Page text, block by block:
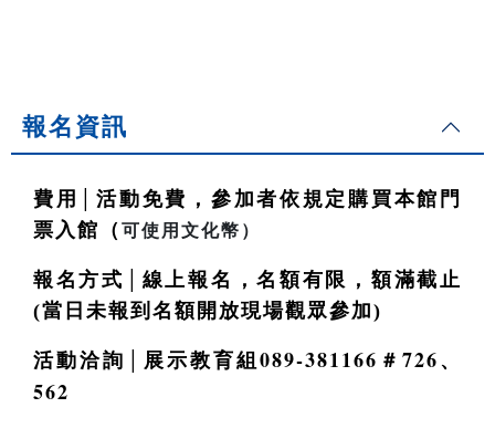
報名資訊
費用
活動免費，參加者依規定購買本館門
票入館（ 可使用文化幣）
報名方式
線上報名，名額有限，額滿截止
(當日未報到名額開放現場觀眾參加)
活動洽詢 展示教育組 089-381166 ＃ 726 、
562